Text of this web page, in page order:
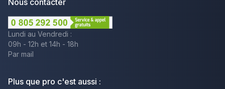
Lundi au Vendredi :
09h - 12h et 14h - 18h
Par mail
Plus que pro c'est aussi :